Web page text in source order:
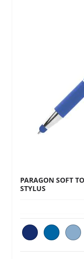
PARAGON SOFT
STYLUS